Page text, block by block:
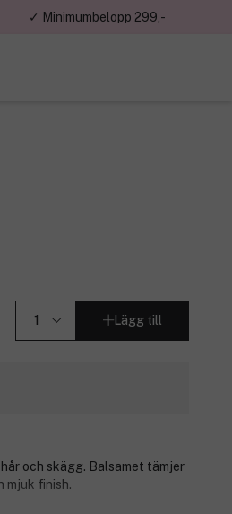
✓ Minimumbelopp 299,-
Lägg till
och skägg. Balsamet tämjer
mjuk finish.